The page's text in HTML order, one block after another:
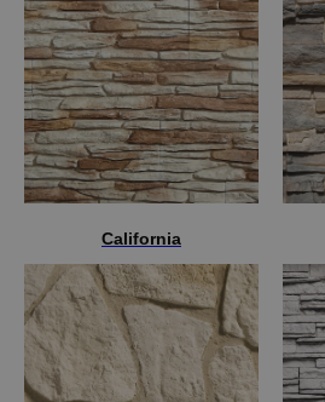
California